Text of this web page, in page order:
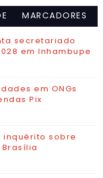
MARCADORES
secretariado
em Inhambupe
em ONGs
Pix
sobre